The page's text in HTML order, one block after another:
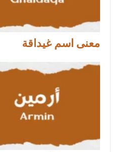
معنى اسم غيداقة